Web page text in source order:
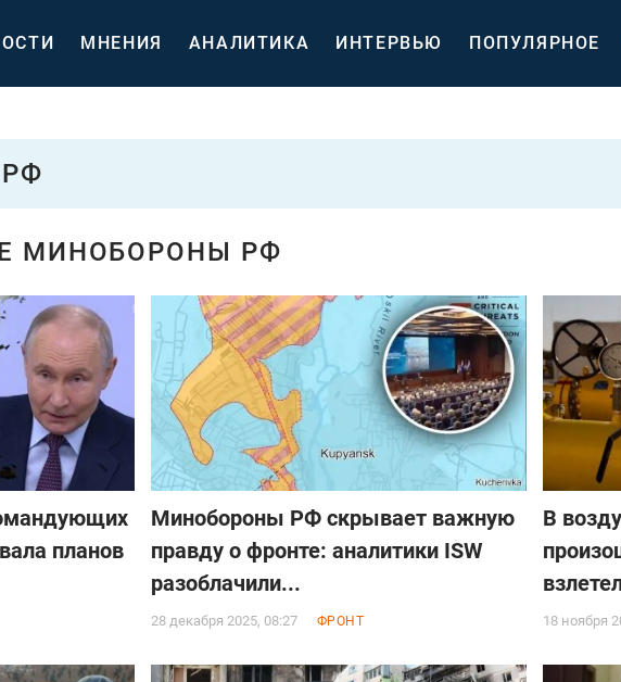
МНЕНИЯ АНАЛИТИКА ИНТЕРВЬЮ ПОПУЛЯРНОЕ
МИНОБОРОНЫ РФ
планов
Минобороны РФ скрывает важную
правду о фронте: аналитики ISW
разоблачили...
28 декабря 2025, 08:27 ФРОНТ
В
18 ноября